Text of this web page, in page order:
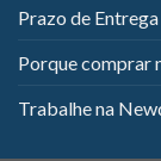
Prazo de Entrega
Porque comprar
Trabalhe na